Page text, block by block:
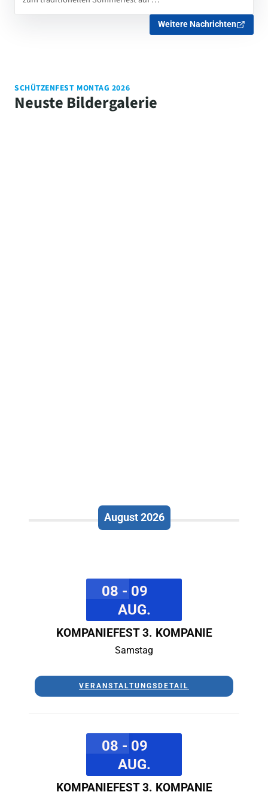
Weitere Nachrichten
SCHÜTZENFEST MONTAG 2026
Neuste Bildergalerie
August 2026
08 - 09
AUG.
KOMPANIEFEST 3. KOMPANIE
Samstag
VERANSTALTUNGSDETAIL
08 - 09
AUG.
KOMPANIEFEST 3. KOMPANIE